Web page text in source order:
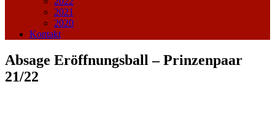
2021
2020
Kontakt
Absage Eröffnungsball – Prinzenpaar
21/22